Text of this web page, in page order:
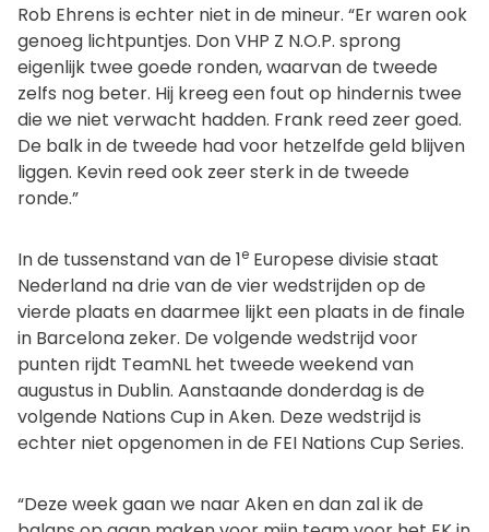
Rob Ehrens is echter niet in de mineur. “Er waren ook
genoeg lichtpuntjes. Don VHP Z N.O.P. sprong
eigenlijk twee goede ronden, waarvan de tweede
zelfs nog beter. Hij kreeg een fout op hindernis twee
die we niet verwacht hadden. Frank reed zeer goed.
De balk in de tweede had voor hetzelfde geld blijven
liggen. Kevin reed ook zeer sterk in de tweede
ronde.”
In de tussenstand van de 1e Europese divisie staat
Nederland na drie van de vier wedstrijden op de
vierde plaats en daarmee lijkt een plaats in de finale
in Barcelona zeker. De volgende wedstrijd voor
punten rijdt TeamNL het tweede weekend van
augustus in Dublin. Aanstaande donderdag is de
volgende Nations Cup in Aken. Deze wedstrijd is
echter niet opgenomen in de FEI Nations Cup Series.
“Deze week gaan we naar Aken en dan zal ik de